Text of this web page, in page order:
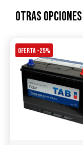
Otras opciones
OFERTA -25%